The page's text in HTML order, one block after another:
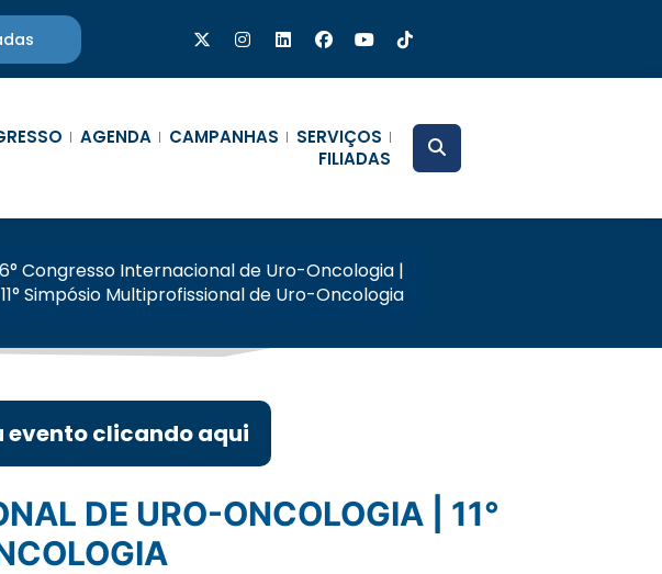
AGENDA CAMPANHAS
SERVIÇOS
FILIADAS
Congresso Internacional de Uro-Oncologia |
11° Simpósio Multiprofissional de Uro-Oncologia
evento clicando aqui